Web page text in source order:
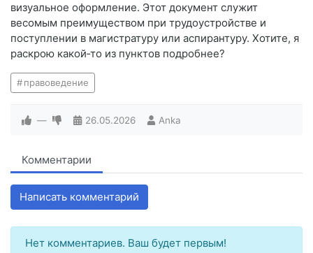
визуальное оформление. Этот документ служит
весомым преимуществом при трудоустройстве и
поступлении в магистратуру или аспирантуру. Хотите, я
раскрою какой‑то из пунктов подробнее?
правоведение
— 26.05.2026 Anka
Комментарии
Написать комментарий
Нет комментариев. Ваш будет первым!